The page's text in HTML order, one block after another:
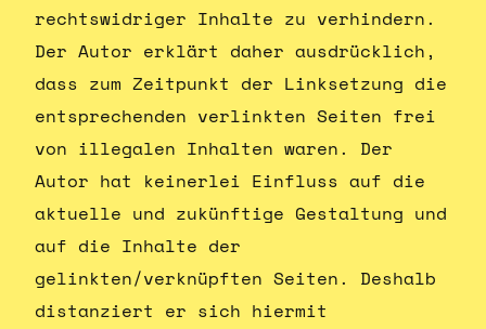
rechtswidriger Inhalte zu verhindern.
Der Autor erklärt daher ausdrücklich,
dass zum Zeitpunkt der Linksetzung die
entsprechenden verlinkten Seiten frei
von illegalen Inhalten waren. Der
Autor hat keinerlei Einfluss auf die
aktuelle und zukünftige Gestaltung und
auf die Inhalte der
gelinkten/verknüpften Seiten. Deshalb
distanziert er sich hiermit